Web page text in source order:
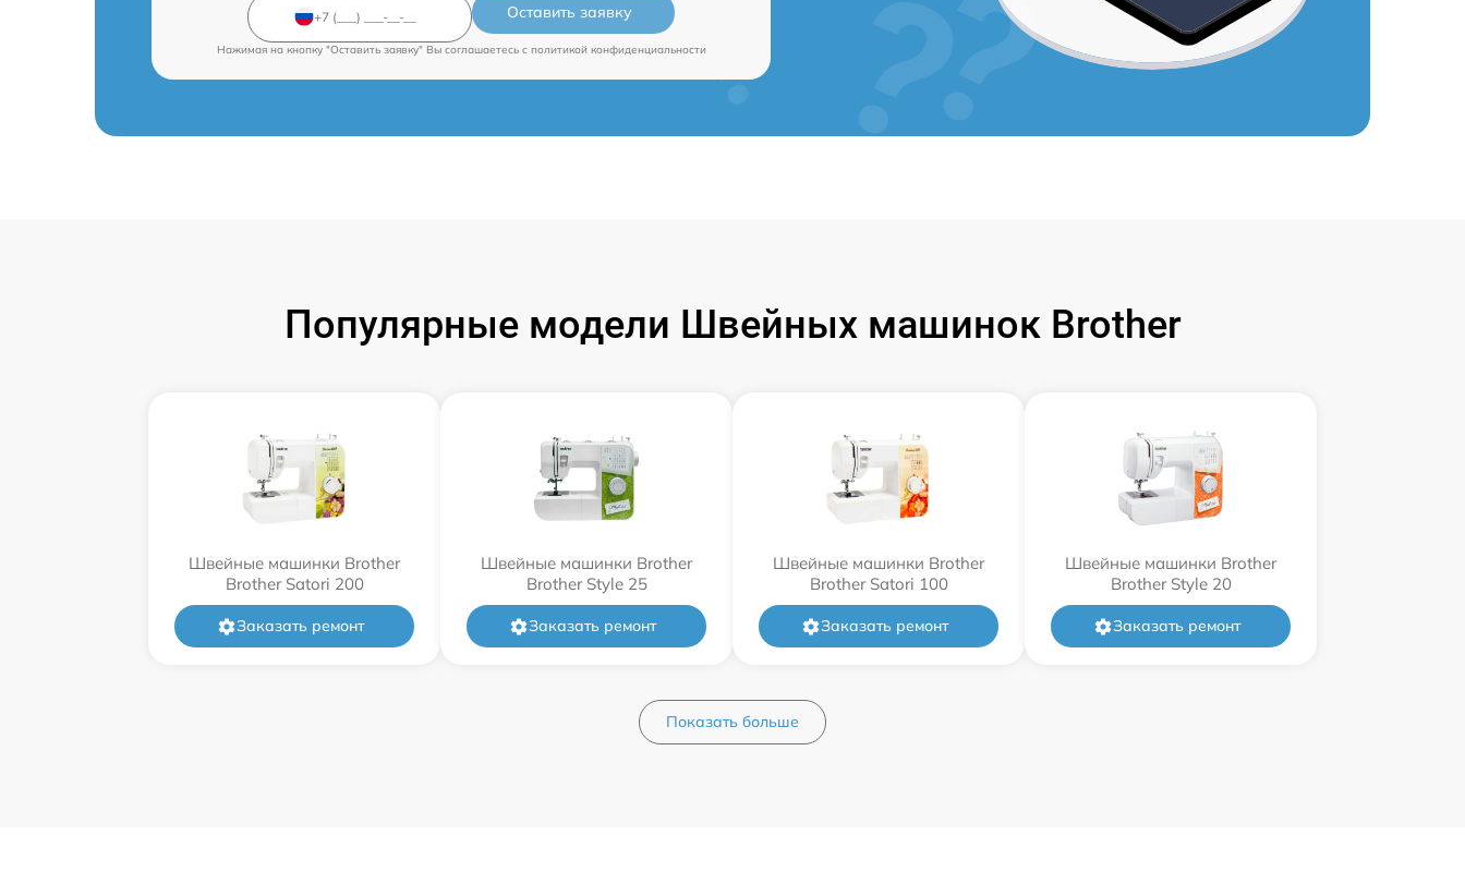
Оставить заявку
Нажимая на кнопку "Оставить заявку" Вы соглашаетесь c политикой конфиденциальности
Популярные модели Швейных машинок Brother
Швейные машинки Brother
Brother Satori 200
Заказать ремонт
Швейные машинки Brother
Brother Style 25
Заказать ремонт
Швейные машинки Brother
Brother Satori 100
Заказать ремонт
Швейные машинки Brother
Brother Style 20
Заказать ремонт
Показать больше